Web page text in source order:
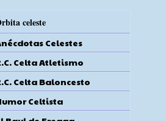
celeste
Celestes
Celta Atletismo
Celta Baloncesto
Celtista